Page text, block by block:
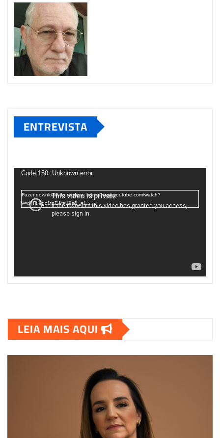
ENTREVISTA
deCode 150: Unknown error.
Fazer download do arquivo: https://www.youtube.com/watch?
v=d4Fu9gz1tqE&t=19s&_=1
00:00
LEIA MAIS AQUI